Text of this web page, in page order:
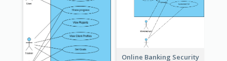
Online Banking Security